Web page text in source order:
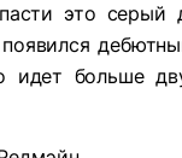
это
идет больше